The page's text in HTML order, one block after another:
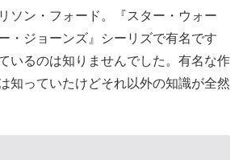
ソン・フォード。『スター・ウォー
・ジョーンズ』シーリズで有名です
いるのは知りませんでした。有名な作
知っていたけどそれ以外の知識が全然